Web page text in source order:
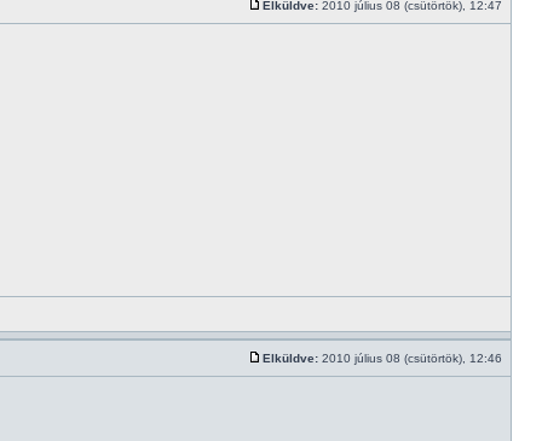
Elküldve: 2010 július 08 (csütörtök), 12:47
Elküldve: 2010 július 08 (csütörtök), 12:46